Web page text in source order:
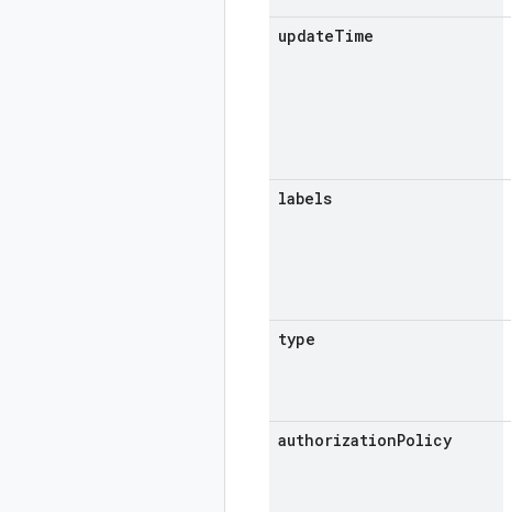
updateTime
labels
type
authorizationPolicy